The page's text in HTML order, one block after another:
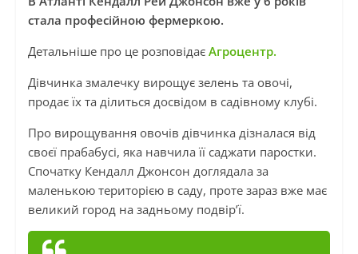
стала професійною фермеркою.
Детальніше про це розповідає Агроцентр.
Дівчинка змалечку вирощує зелень та овочі,
продає їх та ділиться досвідом в садівному клубі.
Про вирощування овочів дівчинка дізналася від
своєї прабабусі, яка навчила її саджати паростки.
Спочатку Кендалл Джонсон доглядала за
маленькою територією в саду, проте зараз вже має
великий город на задньому подвір’ї.